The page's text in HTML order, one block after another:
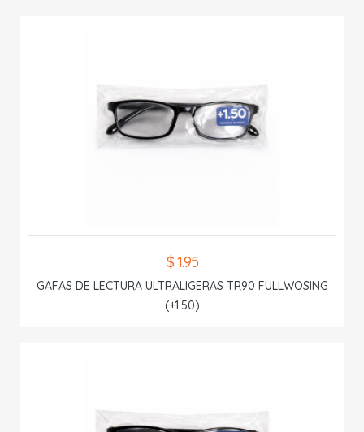
$ 1.95
GAFAS DE LECTURA ULTRALIGERAS TR90 FULLWOSING
(+1.50)